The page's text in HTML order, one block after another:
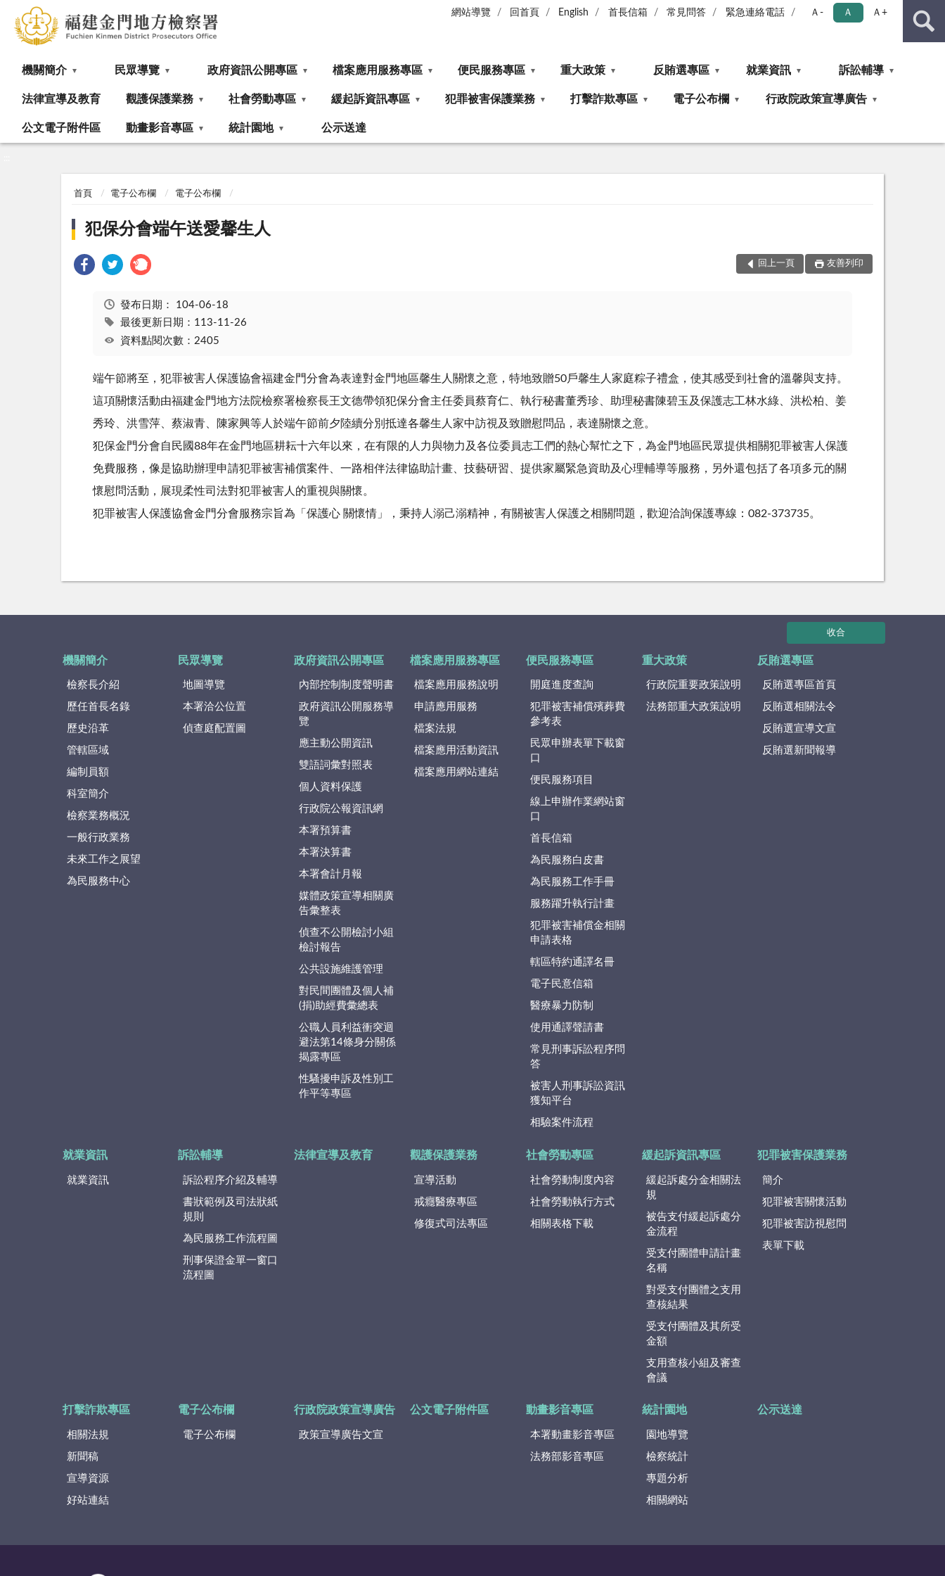
網站導覽 回首頁 English 首長信箱 常見問答 緊急連絡電話 Ａ- Ａ Ａ+
機關簡介 民眾導覽 政府資訊公開專區 檔案應用服務專區 便民服務專區 重大政策 反賄選專區 就業資訊 訴訟輔導
法律宣導及教育 觀護保護業務 社會勞動專區 緩起訴資訊專區 犯罪被害保護業務 打擊詐欺專區 電子公布欄 行政院政策宣導廣告
公文電子附件區 動畫影音專區 統計園地 公示送達
首頁 電子公布欄 電子公布欄
犯保分會端午送愛馨生人
回上一頁 友善列印
發布日期： 104-06-18
最後更新日期：113-11-26
資料點閱次數：2405
端午節將至，犯罪被害人保護協會福建金門分會為表達對金門地區馨生人關懷之意，特地致贈50戶馨生人家庭粽子禮盒，使其感受到社會的溫馨與支持。
這項關懷活動由福建金門地方法院檢察署檢察長王文德帶領犯保分會主任委員蔡育仁、執行秘書董秀珍、助理秘書陳碧玉及保護志工林水綠、洪松柏、姜
秀玲、洪雪萍、蔡淑青、陳家興等人於端午節前夕陸續分別抵達各馨生人家中訪視及致贈慰問品，表達關懷之意。
犯保金門分會自民國88年在金門地區耕耘十六年以來，在有限的人力與物力及各位委員志工們的熱心幫忙之下，為金門地區民眾提供相關犯罪被害人保護
免費服務，像是協助辦理申請犯罪被害補償案件、一路相伴法律協助計畫、技藝研習、提供家屬緊急資助及心理輔導等服務，另外還包括了各項多元的關
懷慰問活動，展現柔性司法對犯罪被害人的重視與關懷。
犯罪被害人保護協會金門分會服務宗旨為「保護心 關懷情」，秉持人溺己溺精神，有關被害人保護之相關問題，歡迎洽詢保護專線：082-373735。
收合
機關簡介
檢察長介紹
歷任首長名錄
歷史沿革
管轄區域
編制員額
科室簡介
檢察業務概況
一般行政業務
未來工作之展望
為民服務中心
民眾導覽
地圖導覽
本署洽公位置
偵查庭配置圖
政府資訊公開專區
內部控制制度聲明書
政府資訊公開服務導
覽
應主動公開資訊
雙語詞彙對照表
個人資料保護
行政院公報資訊網
本署預算書
本署決算書
本署會計月報
媒體政策宣導相關廣
告彙整表
偵查不公開檢討小組
檢討報告
公共設施維護管理
對民間團體及個人補
(捐)助經費彙總表
公職人員利益衝突迴
避法第14條身分關係
揭露專區
性騷擾申訴及性別工
作平等專區
檔案應用服務專區
檔案應用服務說明
申請應用服務
檔案法規
檔案應用活動資訊
檔案應用網站連結
便民服務專區
開庭進度查詢
犯罪被害補償殯葬費
參考表
民眾申辦表單下載窗
口
便民服務項目
線上申辦作業網站窗
口
首長信箱
為民服務白皮書
為民服務工作手冊
服務躍升執行計畫
犯罪被害補償金相關
申請表格
轄區特約通譯名冊
電子民意信箱
醫療暴力防制
使用通譯聲請書
常見刑事訴訟程序問
答
被害人刑事訴訟資訊
獲知平台
相驗案件流程
重大政策
行政院重要政策說明
法務部重大政策說明
反賄選專區
反賄選專區首頁
反賄選相關法令
反賄選宣導文宣
反賄選新聞報導
就業資訊
就業資訊
訴訟輔導
訴訟程序介紹及輔導
書狀範例及司法狀紙
規則
為民服務工作流程圖
刑事保證金單一窗口
流程圖
法律宣導及教育 觀護保護業務
宣導活動
戒癮醫療專區
修復式司法專區
社會勞動專區
社會勞動制度內容
社會勞動執行方式
相關表格下載
緩起訴資訊專區
緩起訴處分金相關法
規
被告支付緩起訴處分
金流程
受支付團體申請計畫
名稱
對受支付團體之支用
查核結果
受支付團體及其所受
金額
支用查核小組及審查
會議
犯罪被害保護業務
簡介
犯罪被害關懷活動
犯罪被害訪視慰問
表單下載
打擊詐欺專區
相關法規
新聞稿
宣導資源
好站連結
電子公布欄
電子公布欄
行政院政策宣導廣告
政策宣導廣告文宣
公文電子附件區 動畫影音專區
本署動畫影音專區
法務部影音專區
統計園地
園地導覽
檢察統計
專題分析
相關網站
公示送達